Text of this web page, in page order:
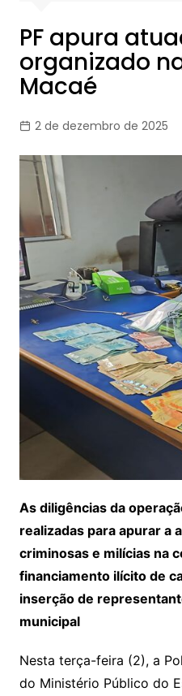
PF apura
organizado
Macaé
2 de dezembro de 2025
As diligências da
realizadas para apurar a
criminosas e milícias na
financiamento ilícito de
inserção de
municipal
Nesta terça-feira (2), a
do Ministério Público do